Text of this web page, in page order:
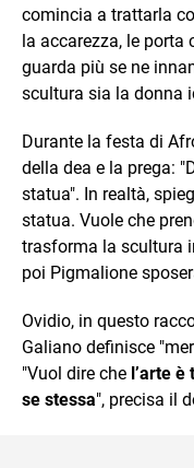
comincia a trattarla
la accarezza, le porta
guarda più se ne
scultura sia la donna
Durante la festa di
della dea e la prega:
statua". In realtà,
statua. Vuole che
trasforma la scultura
poi Pigmalione
Ovidio, in questo
Galiano definisce
"Vuol dire che l’arte
se stessa", precisa il